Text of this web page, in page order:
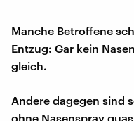
Manche Betroffene
Entzug: Gar kein
gleich.
Andere dagegen sind
ohne Nasenspray